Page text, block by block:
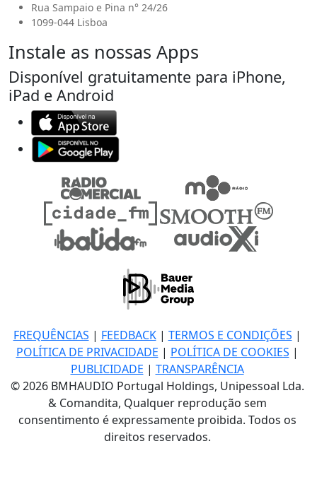
Rua Sampaio e Pina n° 24/26
1099-044 Lisboa
Instale as nossas Apps
Disponível gratuitamente para iPhone,
iPad e Android
FREQUÊNCIAS | FEEDBACK| TERMOS E CONDIÇÕES |
POLÍTICA DE PRIVACIDADE | POLÍTICA DE COOKIES |
PUBLICIDADE | TRANSPARÊNCIA
© 2026 BMHAUDIO Portugal Holdings, Unipessoal Lda.
& Comandita, Qualquer reprodução sem
consentimento é expressamente proibida. Todos os
direitos reservados.